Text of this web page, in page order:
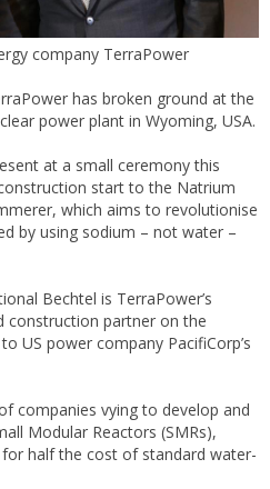
company TerraPower
has broken ground at the
power plant in Wyoming, USA.
at a small ceremony this
start to the Natrium
which aims to revolutionise
by using sodium – not water –
Bechtel is TerraPower’s
construction partner on the
US power company PacifiCorp’s
companies vying to develop and
Modular Reactors (SMRs),
half the cost of standard water-